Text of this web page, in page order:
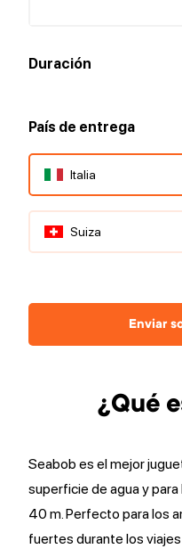
Duración
País de entrega
Italia
Suiza
Enviar
¿Qué
Seabob es el mejor
superficie de agua y
40 m. Perfecto para los
fuertes durante los viajes